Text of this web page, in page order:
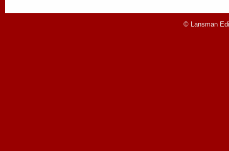
© Lansman